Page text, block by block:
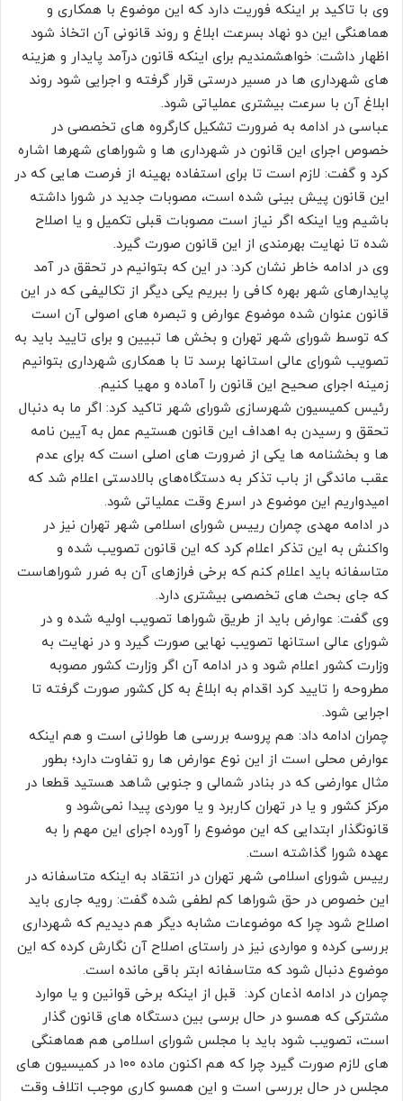
وی با تاکید بر اینکه فوریت دارد که این موضوع با همکاری و
هماهنگی این دو نهاد بسرعت ابلاغ و روند قانونی آن اتخاذ شود
اظهار داشت: خواهشمندیم برای اینکه قانون درآمد پایدار و هزینه
های شهرداری ها در مسیر درستی قرار گرفته و اجرایی شود روند
ابلاغ آن با سرعت بیشتری عملیاتی شود.
عباسی در ادامه به ضرورت تشکیل کارگروه های تخصصی در
خصوص اجرای این قانون در شهرداری ها و شوراهای شهرها اشاره
کرد و گفت: لازم است تا برای استفاده بهینه از فرصت هایی که در
این قانون پیش بینی شده است، مصوبات جدید در شورا داشته
باشیم ویا اینکه اگر نیاز است مصوبات قبلی تکمیل و یا اصلاح
شده تا نهایت بهرمندی از این قانون صورت گیرد.
وی در ادامه خاطر نشان کرد: در این که بتوانیم در تحقق در آمد
پایدارهای شهر بهره کافی را ببریم یکی دیگر از تکالیفی که در این
قانون عنوان شده موضوع عوارض و تبصره های اصولی آن است
که توسط شورای شهر تهران و بخش ها تبیین و برای تایید باید به
تصویب شورای عالی استانها برسد تا با همکاری شهرداری بتوانیم
زمینه اجرای صحیح این قانون را آماده و مهیا کنیم.
رئیس کمیسیون شهرسازی شورای شهر تاکید کرد: اگر ما به دنبال
تحقق و رسیدن به اهداف این قانون هستیم عمل به آیین نامه
ها و بخشنامه ها یکی از ضرورت های اصلی است که برای عدم
عقب ماندگی از باب تذکر به دستگاه‌های بالادستی اعلام شد که
امیدواریم این موضوع در اسرع وقت عملیاتی شود.
در ادامه مهدی چمران رییس شورای اسلامی شهر تهران نیز در
واکنش به این تذکر اعلام کرد که این قانون تصویب شده و
متاسفانه باید اعلام کنم که برخی فرازهای آن به ضرر شوراهاست
که جای بحث های تخصصی بیشتری دارد.
وی گفت: عوارض باید از طریق شوراها تصویب اولیه شده و در
شورای عالی استانها تصویب نهایی صورت گیرد و در نهایت به
وزارت کشور اعلام شود و در ادامه آن اگر وزارت کشور مصوبه
مطروحه را تایید کرد اقدام به ابلاغ به کل کشور صورت گرفته تا
اجرایی شود.
چمران ادامه داد: هم پروسه بررسی ها طولانی است و هم اینکه
عوارض محلی است از این نوع عوارض ها رو تفاوت دارد؛ بطور
مثال عوارضی که در بنادر شمالی و جنوبی شاهد هستید قطعا در
مرکز کشور و یا در تهران کاربرد و یا موردی پیدا نمی‌شود و
قانونگذار ابتدایی که این موضوع را آورده اجرای این مهم را به
عهده شورا گذاشته است.
رییس شورای اسلامی شهر تهران در انتقاد به اینکه متاسفانه در
این خصوص در حق شوراها کم لطفی شده گفت: رویه جاری باید
اصلاح شود چرا که موضوعات مشابه دیگر هم دیدیم که شهرداری
بررسی کرده و مواردی نیز در راستای اصلاح آن نگارش کرده که این
موضوع دنبال شود که متاسفانه ابتر باقی مانده است.
چمران در ادامه اذعان کرد: قبل از اینکه برخی قوانین و یا موارد
مشترکی که همسو در حال برسی بین دستگاه های قانون گذار
است، تصویب شود باید با مجلس شورای اسلامی هم هماهنگی
های لازم صورت گیرد چرا که هم اکنون ماده ۱۰۰ در کمیسیون های
مجلس در حال بررسی است و این همسو کاری موجب اتلاف وقت